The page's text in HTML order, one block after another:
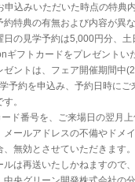
込みいただいた時点の特典
特典の有無および内容が異な
の見学予約は5,000円分、土
ギフトカードをプレゼントい
ントは、フェア開催期間中
予約を申込み、予約日時に
。
ド番号を、ご来場日の翌月
メールアドレスの不備やドメ
、無効とさせていただきます
は再送いたしかねますので